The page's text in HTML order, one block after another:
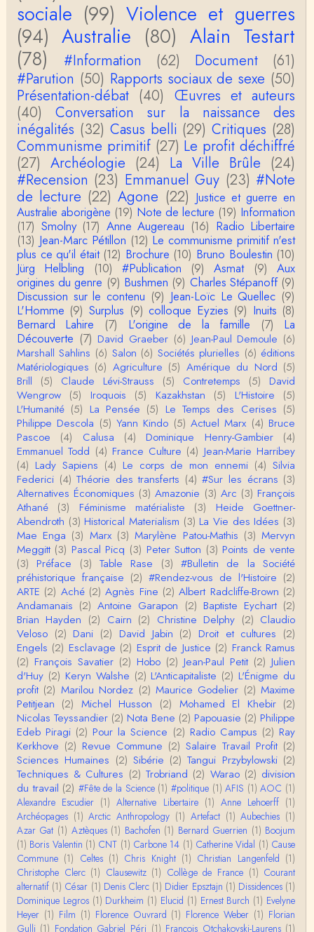
Christophe Darmangeat
La plus récente, donc celle en français, la quatrièm
e, publiée chez La Découverte.Bonne lecture !
Anonymous
Actuellement c'est quelle édition qui est la plus à jo
ur? La dernière edition française ou celle…
roland chaudat
le sous-titre de l’article de la Lutte de Classes “No
n, l’oppression des femmes n’a pas toujours exi…
roland chaudat
Votre gourmandise sera probablement récompens
ée parce que Snow apporte "de l'eau à votre m
o…
Christophe Darmangeat
...Et merci à vous pour Snow – qui m'a l'air d'être
davantage une histoire qu'une et…
roland chaudat
Tout à fait d'accord avec vous et quant à Leacock j
e n'ai lu qu'un de ses ouvrages et il…
Anonymous
Homo sapiens a clairement évolué depuis 300 00
0 ans. Tout d'abord, il y a la différence notable …
Christophe Darmangeat
Cet article apporte de l'eau à mon moulin (si j'ose
dire) en appuyant la réalité des torture…
roland chaudat
IROQUOIS CANNIBALISM: FACT NOT FICTIONTho
mas S. AblerUniversity of WaterlooBien que ce text
e ne comp…
roland chaudat
Merci de relever ma généralisation hâtive en ce qu
i concerne une hypothétique proportion relative e
n…
Christophe Darmangeat
Pour ce qui est des effets de la variole, ils ont en
effet été catastrophiques 'une manière géné…
Roland Chaudat
L'histoire des populations autochtones profite certai
nement de ces reconstitutions dont la visit…
Anonymous
Je viens de regarder une vidéo de Pascal Picq sur
"le blob" à l'instant. Mon premier r…
Yves Le Dantec
En effet, par "hiérarchie" j'entendais surtout ce que
tu entends dans ton second point…
Claude Julien
« Nous n’avons pas cessé, de toute évidence, d’êt
re ‘ethnocentriques’. Mais nous n’en sommes pas m
oi…
Christophe Darmangeat
Encore une fois, l'histoire de la hiérarchie ne me s
emble pas être le bon angle de discussion – …
sociale (99) Violence et guerres
(94) Australie (80) Alain Testart
(78)
#Information (62) Document
(61)
#Parution (50) Rapports sociaux de sexe (50)
Présentation-débat (40) Œuvres et auteurs
(40)
Conversation sur la naissance des
inégalités (32) Casus belli (29) Critiques (28)
Communisme primitif (27) Le profit déchiffré
(27) Archéologie (24) La Ville Brûle (24)
#Recension (23) Emmanuel Guy (23) #Note
de lecture (22) Agone (22) Justice et guerre en
Australie aborigène (19) Note de lecture (19) Information
(17) Smolny (17) Anne Augereau (16) Radio Libertaire
(13) Jean-Marc Pétillon (12) Le communisme primitif n'est
plus ce qu'il était (12) Brochure (10) Bruno Boulestin (10)
Jürg Helbling
(10) #Publication (9) Asmat (9)
Aux
origines du genre (9) Bushmen (9) Charles Stépanoff (9)
Discussion sur le contenu (9) Jean-Loïc Le Quellec (9)
L'Homme (9) Surplus (9) colloque Eyzies (9) Inuits (8)
Bernard Lahire
(7) L'origine de la famille (7)
La
Découverte (7) David Graeber (6) Jean-Paul Demoule (6)
Marshall Sahlins (6) Salon (6) Sociétés plurielles (6) éditions
Matériologiques (6) Agriculture (5) Amérique du Nord (5)
Brill
(5) Claude Lévi-Strauss (5) Contretemps (5)
David
Wengrow (5) Iroquois (5) Kazakhstan (5) L'Histoire
(5)
L'Humanité (5) La Pensée (5) Le Temps des Cerises (5)
Philippe Descola (5) Yann Kindo (5) Actuel Marx (4) Bruce
Pascoe
(4) Calusa (4) Dominique Henry-Gambier
(4)
Emmanuel Todd (4) France Culture (4) Jean-Marie Harribey
(4) Lady Sapiens (4) Le corps de mon ennemi (4) Silvia
Federici (4) Théorie des transferts (4) #Sur les écrans (3)
Alternatives Économiques (3) Amazonie (3) Arc (3) François
Athané
(3) Féminisme matérialiste (3)
Heide Goettner-
Abendroth (3) Historical Materialism (3) La Vie des Idées (3)
Mae Enga (3) Marx (3) Marylène Patou-Mathis (3) Mervyn
Meggitt (3) Pascal Picq (3) Peter Sutton (3) Points de vente
(3) Préface (3) Table Rase (3) #Bulletin de la Société
préhistorique française (2) #Rendez-vous de l'Histoire (2)
ARTE (2) Aché (2) Agnès Fine (2) Albert Radcliffe-Brown (2)
Andamanais (2) Antoine Garapon (2) Baptiste Eychart (2)
Brian Hayden (2) Cairn (2) Christine Delphy (2) Claudio
Veloso (2) Dani (2) David Jabin (2) Droit et cultures (2)
Engels (2) Esclavage (2) Esprit de Justice (2) Franck Ramus
(2) François Savatier (2) Hobo (2) Jean-Paul Petit (2) Julien
d'Huy (2) Keryn Walshe (2) L'Anticapitaliste (2) L'Énigme du
profit (2) Marilou Nordez (2) Maurice Godelier (2) Maxime
Petitjean (2) Michel Husson (2) Mohamed El Khebir (2)
Nicolas Teyssandier (2) Nota Bene (2) Papouasie (2) Philippe
Edeb Piragi (2) Pour la Science (2) Radio Campus (2) Ray
Kerkhove (2) Revue Commune (2) Salaire Travail Profit (2)
Sciences Humaines (2) Sibérie (2) Tangui Przybylowski (2)
Techniques & Cultures (2) Trobriand (2) Warao (2) division
du travail (2) #Fête de la Science (1) #politique (1) AFIS (1) AOC (1)
Alexandre Escudier (1) Alternative Libertaire (1) Anne Lehoerff (1)
Archéopages (1) Arctic Anthropology (1) Artefact (1) Aubechies (1)
Azar Gat (1) Aztèques (1) Bachofen (1) Bernard Guerrien (1) Boojum
(1) Boris Valentin (1) CNT (1) Carbone 14 (1) Catherine Vidal (1) Cause
Commune (1) Celtes (1) Chris Knight (1) Christian Langenfeld (1)
Christophe Clerc (1) Clausewitz (1) Collège de France (1) Courant
alternatif (1) César (1) Denis Clerc (1) Didier Epsztajn (1) Dissidences (1)
Dominique Legros (1) Durkheim (1) Elucid (1) Ernest Burch (1) Evelyne
Heyer (1) Film (1) Florence Ouvrard (1) Florence Weber (1) Florian
Gulli (1) Fondation Gabriel Péri (1) François Otchakovski-Laurens (1)